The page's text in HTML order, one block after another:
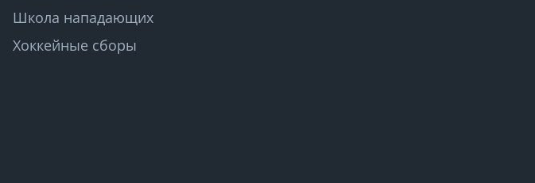
Школа нападающих
Хоккейные сборы